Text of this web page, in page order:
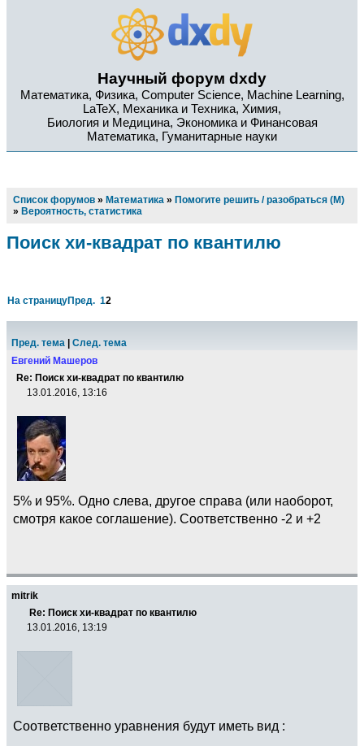
Научный форум dxdy
Математика, Физика, Computer Science, Machine Learning,
LaTeX, Механика и Техника, Химия,
Биология и Медицина, Экономика и Финансовая
Математика, Гуманитарные науки
Список форумов » Математика » Помогите решить / разобраться (М)
» Вероятность, статистика
Поиск хи-квадрат по квантилю
На страницуПред. 12
Пред. тема
След. тема
Евгений Машеров
Re: Поиск хи-квадрат по квантилю
13.01.2016, 13:16
5% и 95%. Одно слева, другое справа (или наоборот,
смотря какое соглашение). Соответственно -2 и +2
mitrik
Re: Поиск хи-квадрат по квантилю
13.01.2016, 13:19
Соответственно уравнения будут иметь вид :